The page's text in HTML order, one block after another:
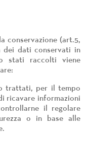
conservazione (art.5,
dei dati conservati in
stati raccolti viene
trattati, per il tempo
ricavare informazioni
il regolare
o in base alle